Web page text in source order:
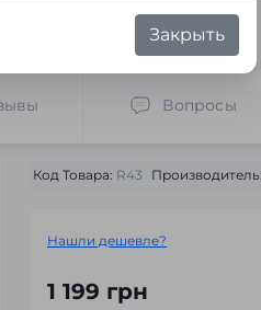
Закрыть
Вопросы
Код Товара: R43
Нашли дешевле?
1 199 грн